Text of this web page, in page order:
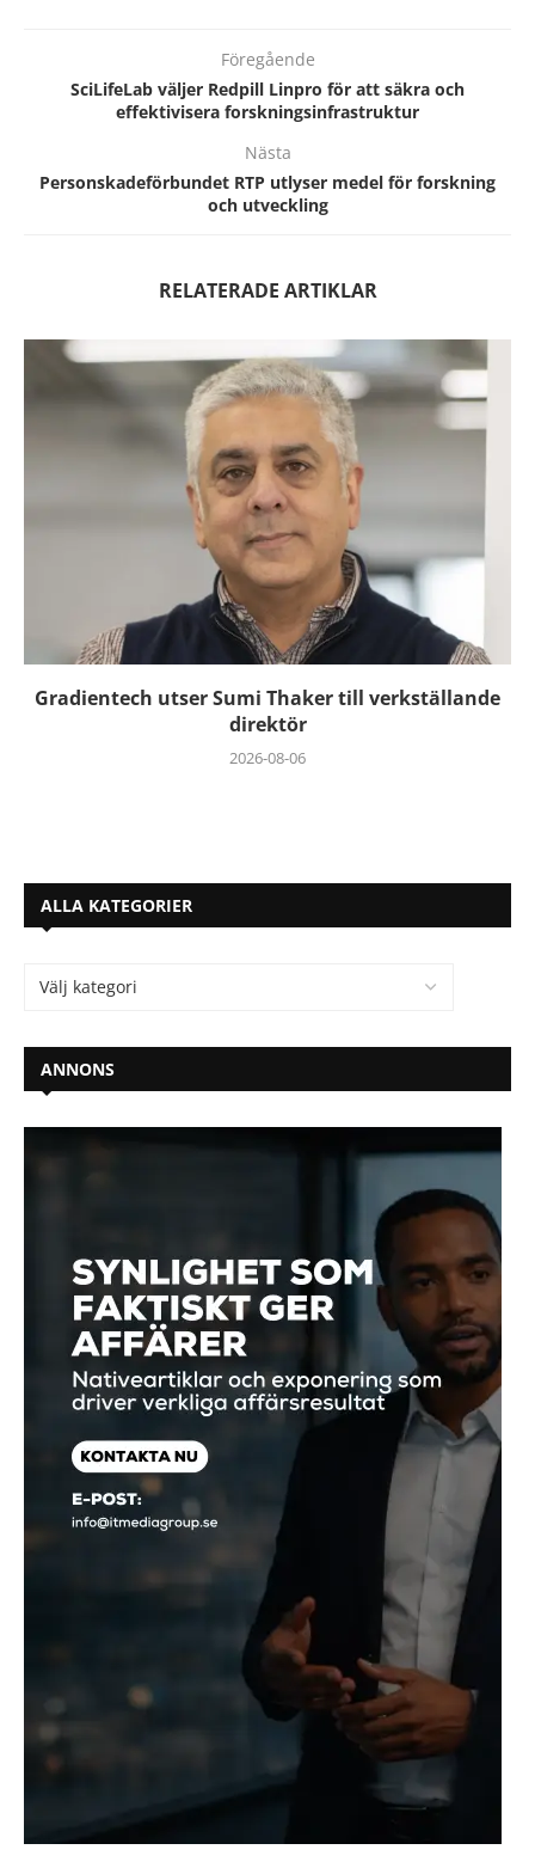
Föregående
SciLifeLab väljer Redpill Linpro för att säkra och
effektivisera forskningsinfrastruktur
Nästa
Personskadeförbundet RTP utlyser medel för forskning
och utveckling
RELATERADE ARTIKLAR
Gradientech utser Sumi Thaker till verkställande
direktör
2026-08-06
ALLA KATEGORIER
ANNONS